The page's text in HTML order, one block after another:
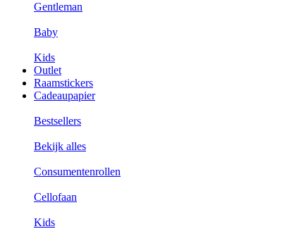
Gentleman
Baby
Kids
Outlet
Raamstickers
Cadeaupapier
Bestsellers
Bekijk alles
Consumentenrollen
Cellofaan
Kids